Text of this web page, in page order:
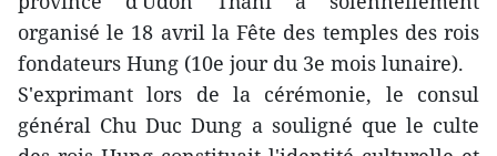
organisé le 18 avril la Fête des temples des rois
fondateurs Hung (10e jour du 3e mois lunaire).
S'exprimant lors de la cérémonie, le consul
général Chu Duc Dung a souligné que le culte